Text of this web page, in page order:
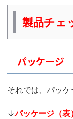
製品チェ
パッケージ
それでは、パッケ
↓パッケージ（表）